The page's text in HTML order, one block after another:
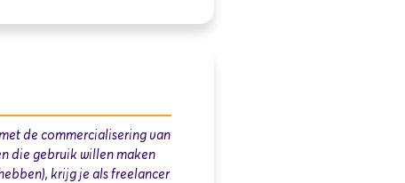
de commercialisering van
die gebruik willen maken
krijg je als freelancer